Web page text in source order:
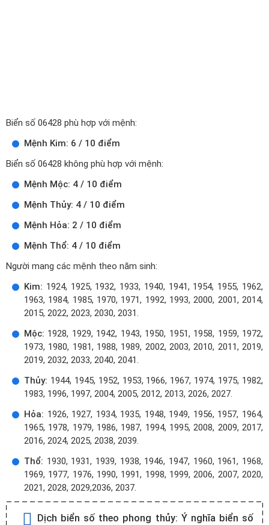
Biển số 06428 phù hợp với mệnh:
Mệnh Kim: 6 / 10 điểm
Biển số 06428 không phù hợp với mệnh:
Mệnh Mộc: 4 / 10 điểm
Mệnh Thủy: 4 / 10 điểm
Mệnh Hỏa: 2 / 10 điểm
Mệnh Thổ: 4 / 10 điểm
Người mang các mệnh theo năm sinh:
Kim: 1924, 1925, 1932, 1933, 1940, 1941, 1954, 1955, 1962,
1963, 1984, 1985, 1970, 1971, 1992, 1993, 2000, 2001, 2014,
2015, 2022, 2023, 2030, 2031.
Mộc: 1928, 1929, 1942, 1943, 1950, 1951, 1958, 1959, 1972,
1973, 1980, 1981, 1988, 1989, 2002, 2003, 2010, 2011, 2019,
2019, 2032, 2033, 2040, 2041.
Thủy: 1944, 1945, 1952, 1953, 1966, 1967, 1974, 1975, 1982,
1983, 1996, 1997, 2004, 2005, 2012, 2013, 2026, 2027.
Hỏa: 1926, 1927, 1934, 1935, 1948, 1949, 1956, 1957, 1964,
1965, 1978, 1979, 1986, 1987, 1994, 1995, 2008, 2009, 2017,
2016, 2024, 2025, 2038, 2039.
Thổ: 1930, 1931, 1939, 1938, 1946, 1947, 1960, 1961, 1968,
1969, 1977, 1976, 1990, 1991, 1998, 1999, 2006, 2007, 2020,
2021, 2028, 2029,2036, 2037.
Dịch biển số theo phong thủy: Ý nghĩa biển số